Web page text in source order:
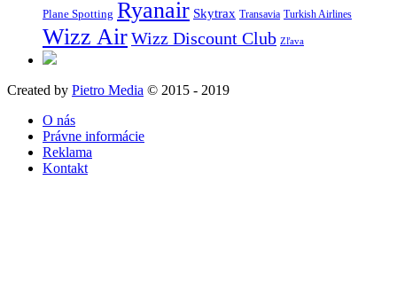
Plane Spotting Ryanair Skytrax Transavia Turkish Airlines
Wizz AirWizz Discount Club Zľava
Created by Pietro Media © 2015 - 2019
O nás
Právne informácie
Reklama
Kontakt